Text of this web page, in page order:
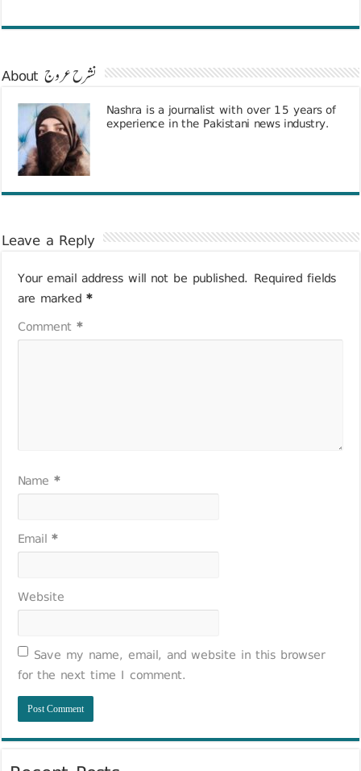
About نشرح عروج
Nashra is a journalist with over 15 years of
experience in the Pakistani news industry.
Leave a Reply
Your email address will not be published. Required fields
are marked*
Comment*
Name*
Email*
Website
Save my name, email, and website in this browser
for the next time I comment.